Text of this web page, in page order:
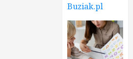
Buziak.pl